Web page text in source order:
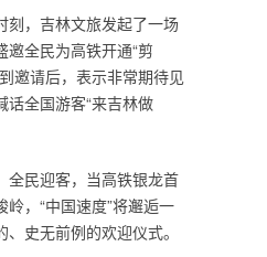
刻，吉林文旅发起了一场
全民为高铁开通“剪
邀请后，表示非常期待见
话全国游客“来吉林做
全民迎客，当高铁银龙首
，“中国速度”将邂逅一
史无前例的欢迎仪式。